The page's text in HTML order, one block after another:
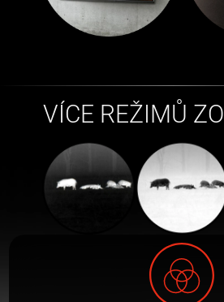
VÍCE REŽIMŮ